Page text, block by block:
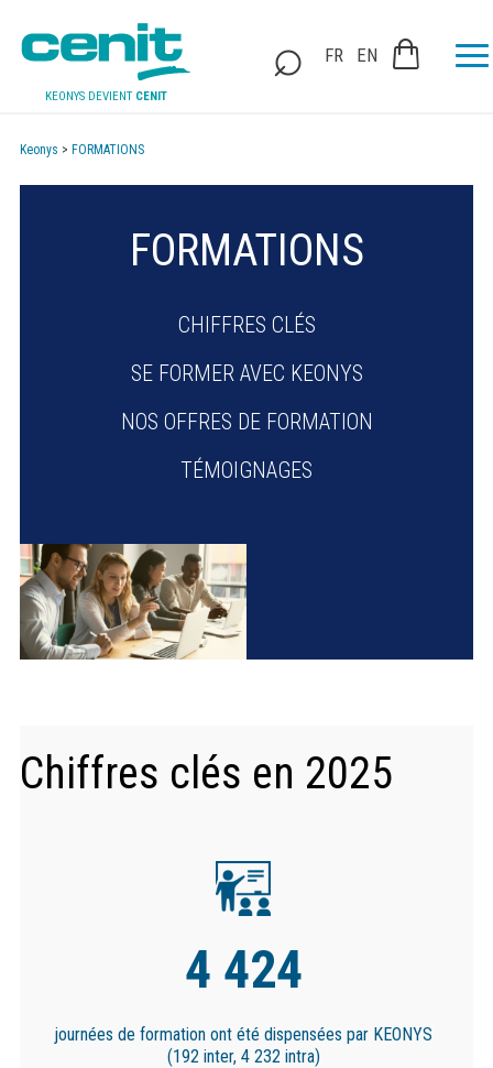
KEONYS DEVIENT CENIT
FR EN
Keonys > FORMATIONS
FORMATIONS
CHIFFRES CLÉS
SE FORMER AVEC KEONYS
NOS OFFRES DE FORMATION
TÉMOIGNAGES
Chiffres clés en 2025
4 424
journées de formationont été dispenséespar KEONYS
(192 inter, 4 232 intra)